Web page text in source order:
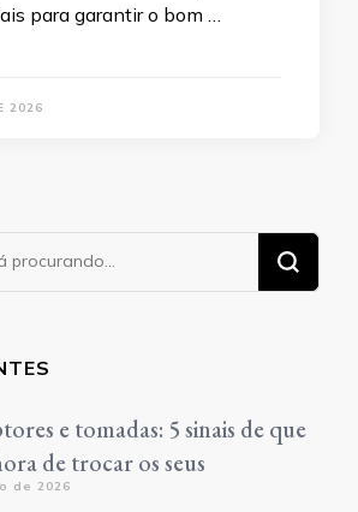
para garantir o bom …
2026
e tomadas: 5 sinais de que
de trocar os seus
de 2026